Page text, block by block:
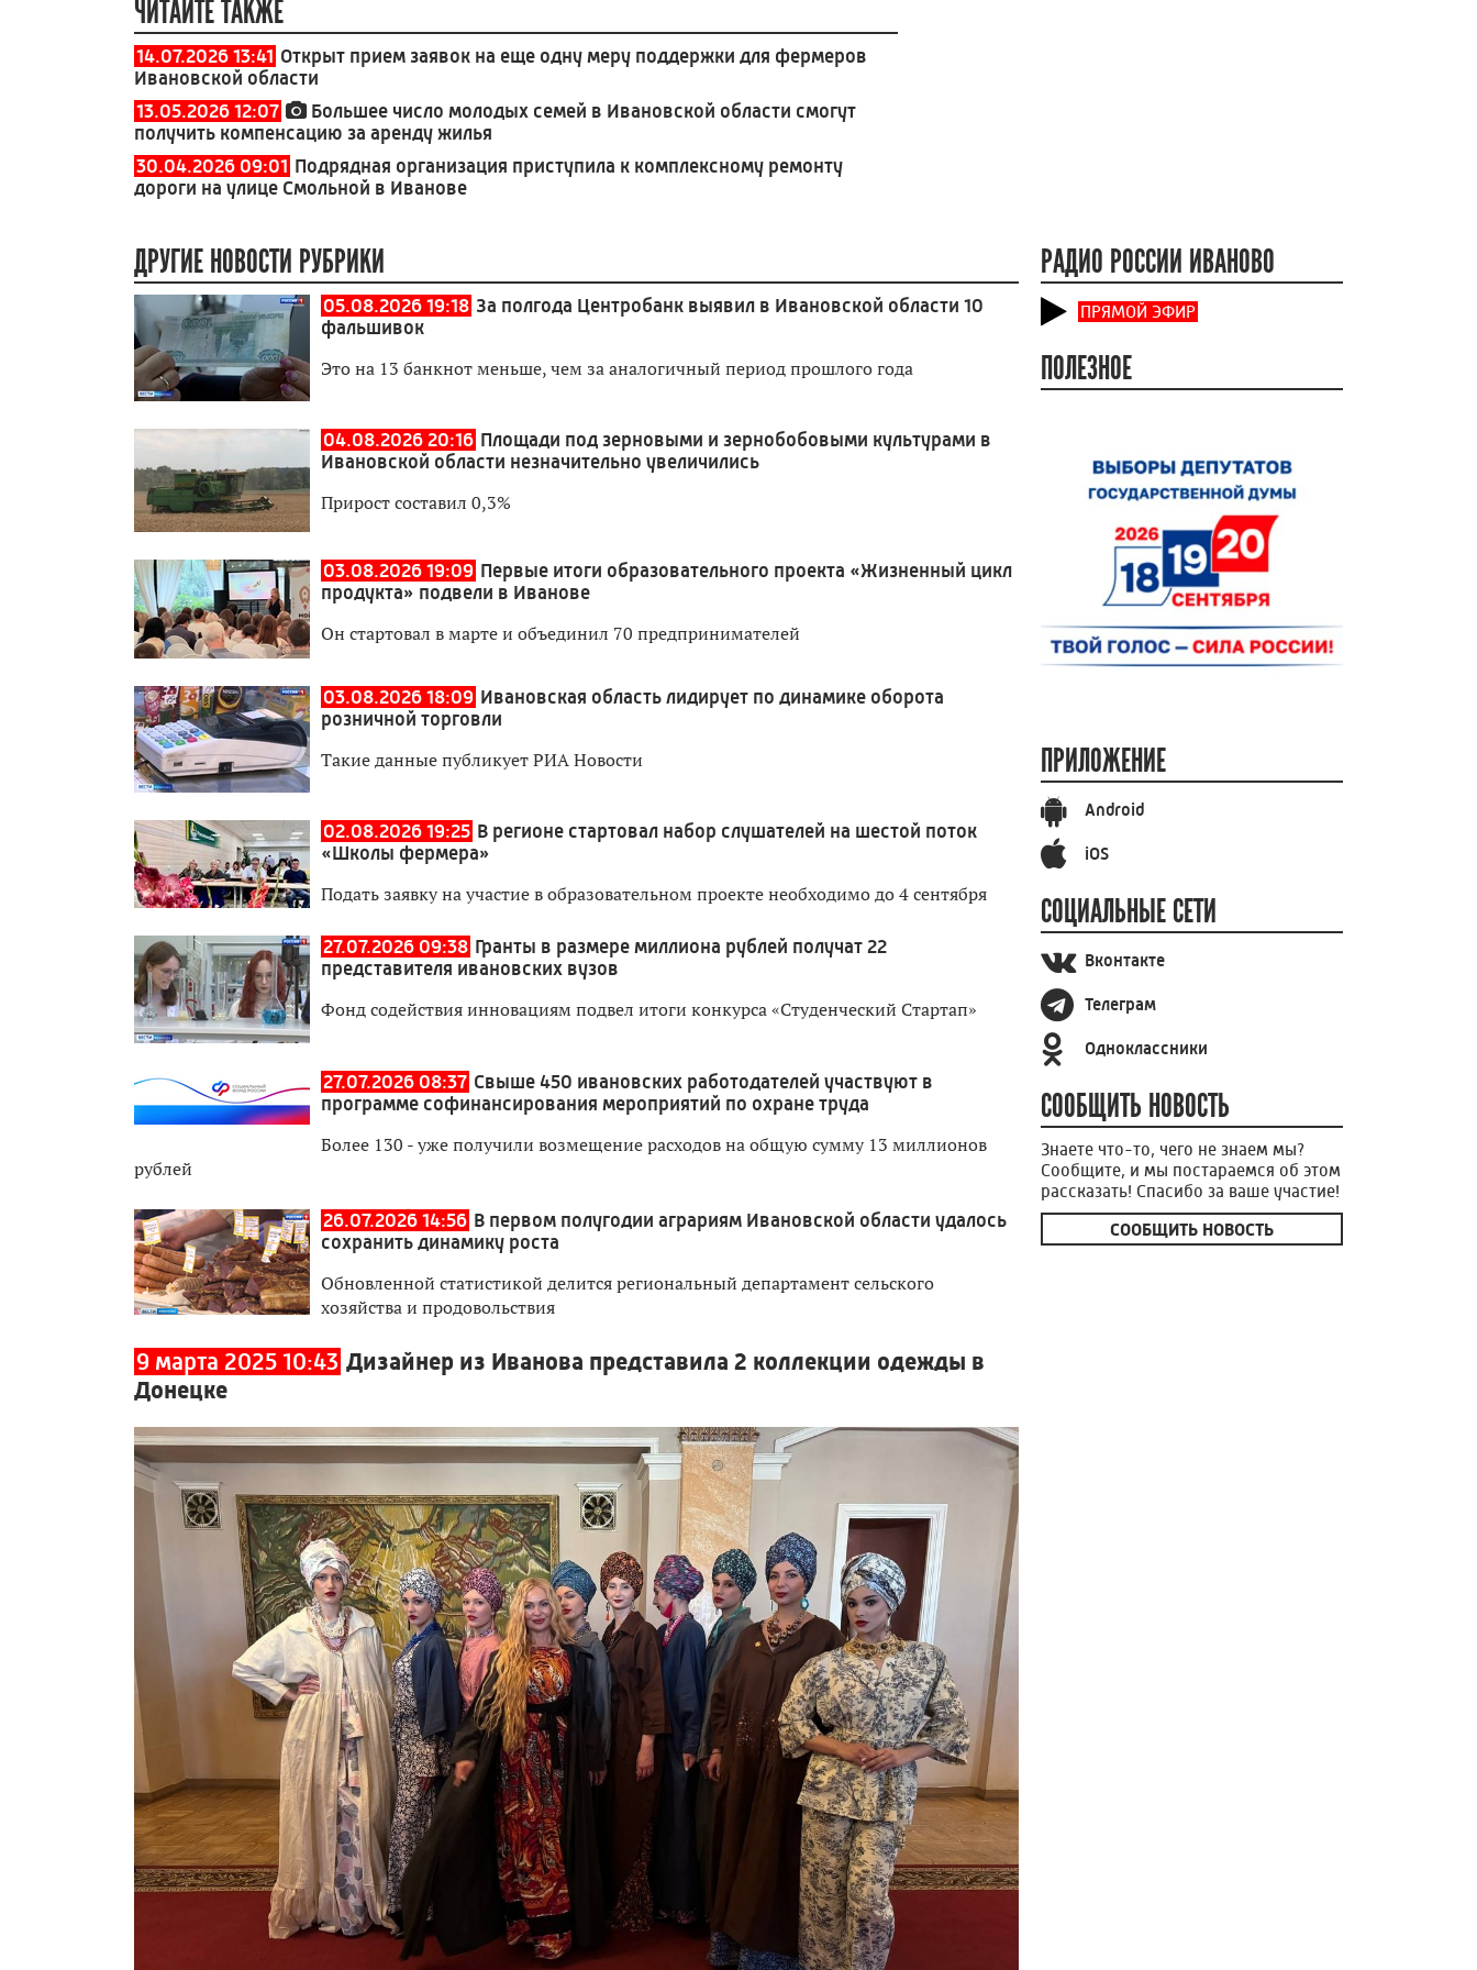
ЧИТАЙТЕ ТАКЖЕ
14.07.2026 13:41 Открыт прием заявок на еще одну меру поддержки для фермеров
Ивановской области
13.05.2026 12:07
Большее число молодых семей в Ивановской области смогут
получить компенсацию за аренду жилья
30.04.2026 09:01 Подрядная организация приступила к комплексному ремонту
дороги на улице Смольной в Иванове
ДРУГИЕ НОВОСТИ РУБРИКИ
05.08.2026 19:18 За полгода Центробанк выявил в Ивановской области 10
фальшивок
Это на 13 банкнот меньше, чем за аналогичный период прошлого года
04.08.2026 20:16 Площади под зерновыми и зернобобовыми культурами в
Ивановской области незначительно увеличились
Прирост составил 0,3%
03.08.2026 19:09 Первые итоги образовательного проекта «Жизненный цикл
продукта» подвели в Иванове
Он стартовал в марте и объединил 70 предпринимателей
03.08.2026 18:09 Ивановская область лидирует по динамике оборота
розничной торговли
Такие данные публикует РИА Новости
02.08.2026 19:25 В регионе стартовал набор слушателей на шестой поток
«Школы фермера»
Подать заявку на участие в образовательном проекте необходимо до 4 сентября
27.07.2026 09:38 Гранты в размере миллиона рублей получат 22
представителя ивановских вузов
Фонд содействия инновациям подвел итоги конкурса «Студенческий Стартап»
27.07.2026 08:37 Свыше 450 ивановских работодателей участвуют в
программе софинансирования мероприятий по охране труда
Более 130 - уже получили возмещение расходов на общую сумму 13 миллионов
рублей
26.07.2026 14:56 В первом полугодии аграриям Ивановской области удалось
сохранить динамику роста
Обновленной статистикой делится региональный департамент сельского
хозяйства и продовольствия
9 марта 2025 10:43 Дизайнер из Иванова представила 2 коллекции одежды в
Донецке
РАДИО РОССИИ ИВАНОВО
ПРЯМОЙ ЭФИР
ПОЛЕЗНОЕ
ПРИЛОЖЕНИЕ
Android
iOS
СОЦИАЛЬНЫЕ СЕТИ
Вконтакте
Телеграм
Одноклассники
СООБЩИТЬ НОВОСТЬ
Знаете что-то, чего не знаем мы?
Сообщите, и мы постараемся об этом
рассказать! Спасибо за ваше участие!
СООБЩИТЬ НОВОСТЬ